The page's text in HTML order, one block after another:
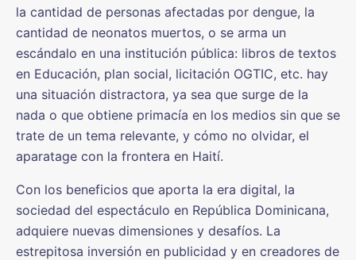
la cantidad de personas afectadas por dengue, la
cantidad de neonatos muertos, o se arma un
escándalo en una institución pública: libros de textos
en Educación, plan social, licitación OGTIC, etc. hay
una situación distractora, ya sea que surge de la
nada o que obtiene primacía en los medios sin que se
trate de un tema relevante, y cómo no olvidar, el
aparatage con la frontera en Haití.
Con los beneficios que aporta la era digital, la
sociedad del espectáculo en República Dominicana,
adquiere nuevas dimensiones y desafíos. La
estrepitosa inversión en publicidad y en creadores de